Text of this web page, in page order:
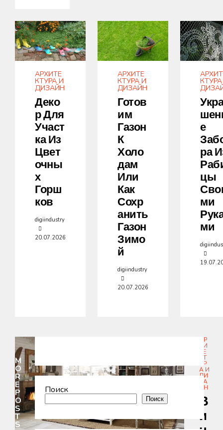
АРХИТЕ
КТУРА И
ДИЗАЙН
Деко
Р Для
Участ
Ка Из
Цвет
Очны
Х
Горш
Ков
digiindustry
20.07.2026
АРХИТЕ
КТУРА И
ДИЗАЙН
Готов
Им
Газон
К
Холо
Дам
Или
Как
Сохр
Анить
Газон
Зимо
Й
digiindustry
20.07.2026
Е
Ра
Цы
Ми
Ми
АР
ХИ
ТЕ
КТ
УР
А И
ДИ
ЗА
ЙН
В
И
M
O
R
E
P
O
S
T
S
Поиск
Поиск